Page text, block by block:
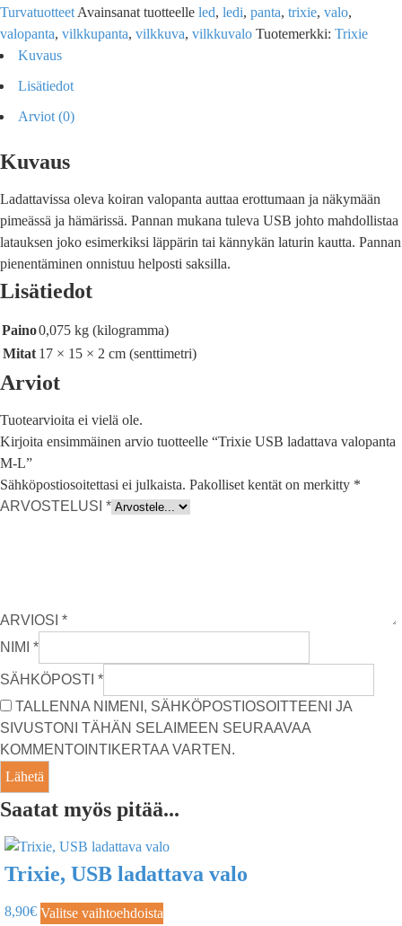
Turvatuotteet Avainsanat tuotteelle led, ledi, panta, trixie, valo,
valopanta, vilkkupanta, vilkkuva, vilkkuvalo Tuotemerkki: Trixie
Kuvaus
Lisätiedot
Arviot (0)
Kuvaus
Ladattavissa oleva koiran valopanta auttaa erottumaan ja näkymään
pimeässä ja hämärissä. Pannan mukana tuleva USB johto mahdollistaa
latauksen joko esimerkiksi läppärin tai kännykän laturin kautta. Pannan
pienentäminen onnistuu helposti saksilla.
Lisätiedot
Paino0,075 kg (kilogramma)
Mitat 17 × 15 × 2 cm (senttimetri)
Arviot
Tuotearvioita ei vielä ole.
Kirjoita ensimmäinen arvio tuotteelle “Trixie USB ladattava valopanta
M-L”
Sähköpostiosoitettasi ei julkaista. Pakolliset kentät on merkitty *
ARVOSTELUSI *
ARVIOSI *
NIMI *
SÄHKÖPOSTI *
TALLENNA NIMENI, SÄHKÖPOSTIOSOITTEENI JA
SIVUSTONI TÄHÄN SELAIMEEN SEURAAVAA
KOMMENTOINTIKERTAA VARTEN.
Saatat myös pitää...
Trixie, USB ladattava valo
8,90€ Valitse vaihtoehdoista